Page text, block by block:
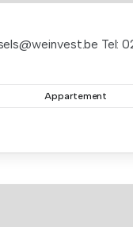
Tel:
Appartement